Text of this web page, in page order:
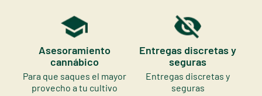
Asesoramiento
cannábico
Para que saques el mayor
provecho a tu cultivo
Entregas discretas y
seguras
Entregas discretas y
seguras